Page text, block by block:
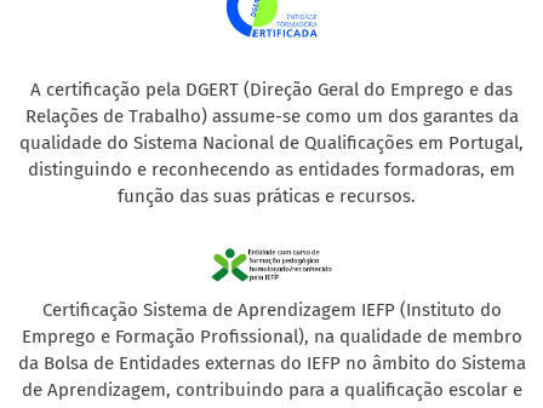
A certificação pela DGERT (Direção Geral do Emprego e das
Relações de Trabalho) assume-se como um dos garantes da
qualidade do Sistema Nacional de Qualificações em Portugal,
distinguindo e reconhecendo as entidades formadoras, em
função das suas práticas e recursos.
Certificação Sistema de Aprendizagem IEFP (Instituto do
Emprego e Formação Profissional), na qualidade de membro
da Bolsa de Entidades externas do IEFP no âmbito do Sistema
de Aprendizagem, contribuindo para a qualificação escolar e